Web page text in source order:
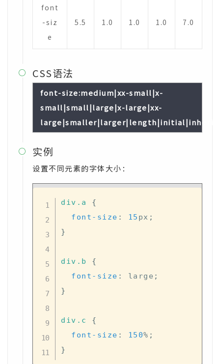
font
-siz
e
5.5 1.0 1.0 1.0 7.0
 CSS语法
font-size:medium|xx-small|x-
small|small|large|x-large|xx-
large|smaller|larger|length|initial|inherit;
 实例
设置不同元素的字体大小：
div .a
{
font-size : 15 px ;
}
div .b
{
font-size : large ;
}
div .c
{
font-size : 150% ;
}